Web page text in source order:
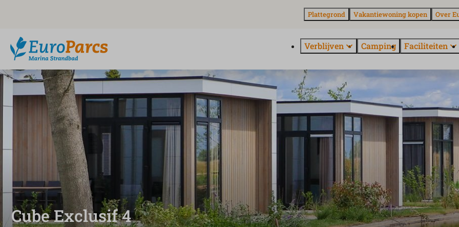
Plattegrond Vakantiewoning kopen Over
Verblijven Camping Faciliteiten
Cube Exclusif 4